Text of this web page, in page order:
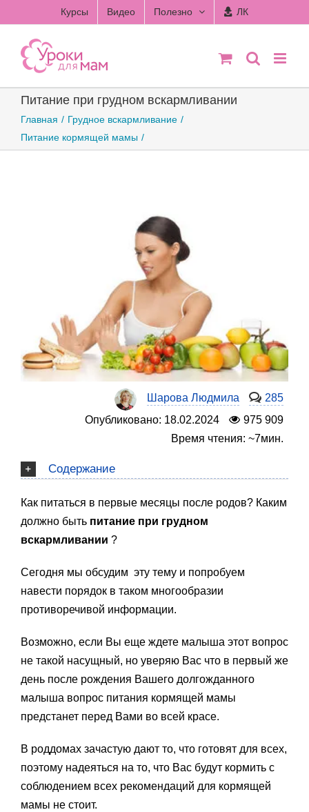
to
content
Курсы Видео Полезно ЛК
Питание при грудном вскармливании
Главная
Грудное вскармливание
Питание кормящей мамы
Шарова Людмила
285
Опубликовано: 18.02.2024
975 909
Время чтения: ~7мин.
Содержание
Как питаться в первые месяцы после родов? Каким
должно быть питание при грудном
вскармливании ?
Сегодня мы обсудим эту тему и попробуем
навести порядок в таком многообразии
противоречивой информации.
Возможно, если Вы еще ждете малыша этот вопрос
не такой насущный, но уверяю Вас что в первый же
день после рождения Вашего долгожданного
малыша вопрос питания кормящей мамы
предстанет перед Вами во всей красе.
В роддомах зачастую дают то, что готовят для всех,
поэтому надеяться на то, что Вас будут кормить с
соблюдением всех рекомендаций для кормящей
мамы не стоит.